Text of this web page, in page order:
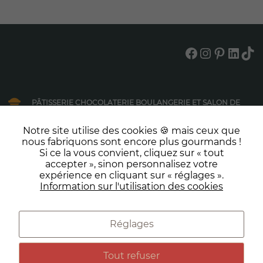
Facebook Instagram Pinterest LinkedIn TikTok
PÂTISSERIE CHOCOLATERIE BOULANGERIE ET SALON DE
2 rue Jean Jaures, 31390 Carbonne
Téléphone: 05 61 87 80 57
Le lundi au samedi : 7h-19h00
Dimanche et jours fériés : 7h-12h30
NOS PRESTATIONS
NOUS CONTACTER
Notre site utilise des cookies 🍪 mais ceux que
nous fabriquons sont encore plus gourmands !
Si ce la vous convient, cliquez sur « tout
accepter », sinon personnalisez votre
expérience en cliquant sur « réglages ».
Information sur l'utilisation des cookies
Réglages
Tout refuser